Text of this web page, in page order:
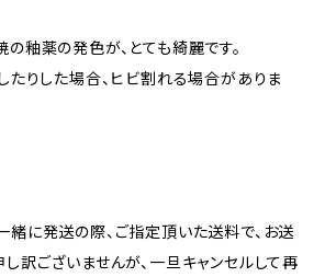
釉薬の発色が、とても綺麗です。
たりした場合、ヒビ割れる場合がありま
緒に発送の際、ご指定頂いた送料で、お送
訳ございませんが、一旦キャンセルして再